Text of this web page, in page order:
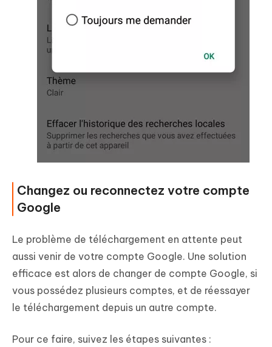
Changez ou reconnectez votre compte
Google
Le problème de téléchargement en attente peut
aussi venir de votre compte Google. Une solution
efficace est alors de changer de compte Google, si
vous possédez plusieurs comptes, et de réessayer
le téléchargement depuis un autre compte.
Pour ce faire, suivez les étapes suivantes :